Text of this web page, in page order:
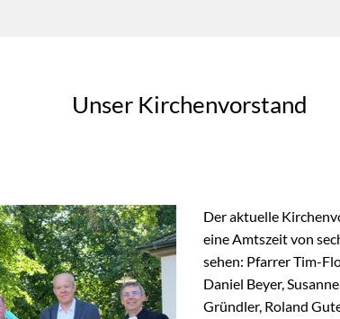
Unser Kirchenvorstand
Der aktuelle
eine Amtszeit von
sehen: Pfarrer Tim-
Daniel Beyer,
Gründler, Roland